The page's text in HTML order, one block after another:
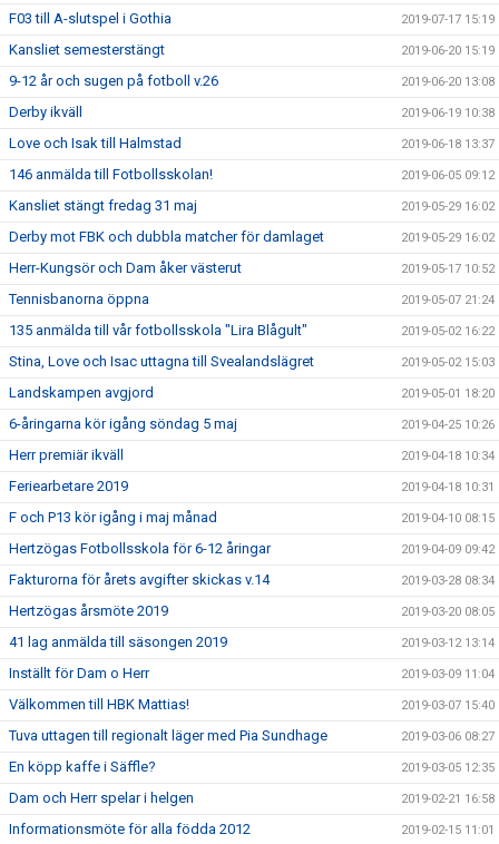
F03 till A-slutspel i Gothia 2019-07-17 15:19
Kansliet semesterstängt 2019-06-20 15:19
9-12 år och sugen på fotboll v.26 2019-06-20 13:08
Derby ikväll 2019-06-19 10:38
Love och Isak till Halmstad 2019-06-18 13:37
146 anmälda till Fotbollsskolan! 2019-06-05 09:12
Kansliet stängt fredag 31 maj 2019-05-29 16:02
Derby mot FBK och dubbla matcher för damlaget 2019-05-29 16:02
Herr-Kungsör och Dam åker västerut 2019-05-17 10:52
Tennisbanorna öppna 2019-05-07 21:24
135 anmälda till vår fotbollsskola "Lira Blågult" 2019-05-02 16:22
Stina, Love och Isac uttagna till Svealandslägret 2019-05-02 15:03
Landskampen avgjord 2019-05-01 18:20
6-åringarna kör igång söndag 5 maj 2019-04-25 10:26
Herr premiär ikväll 2019-04-18 10:34
Feriearbetare 2019 2019-04-18 10:31
F och P13 kör igång i maj månad 2019-04-10 08:15
Hertzögas Fotbollsskola för 6-12 åringar 2019-04-09 09:42
Fakturorna för årets avgifter skickas v.14 2019-03-28 08:34
Hertzögas årsmöte 2019 2019-03-20 08:05
41 lag anmälda till säsongen 2019 2019-03-12 13:14
Inställt för Dam o Herr 2019-03-09 11:04
Välkommen till HBK Mattias! 2019-03-07 15:40
Tuva uttagen till regionalt läger med Pia Sundhage 2019-03-06 08:27
En köpp kaffe i Säffle? 2019-03-05 12:35
Dam och Herr spelar i helgen 2019-02-21 16:58
Informationsmöte för alla födda 2012 2019-02-15 11:01